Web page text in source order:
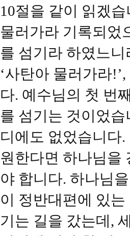
10절을 같이 읽겠
물러가라 기록되었
를 섬기라 하였느
‘사탄아 물러가라
다. 예수님의 첫 번
를 섬기는 것이었
디에도 없었습니다
원한다면 하나님을
야 합니다. 하나님
이 정반대편에 있
기는 길을 갔는데,